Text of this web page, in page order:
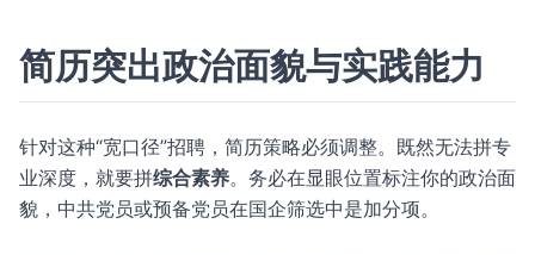
简历突出政治面貌与实践能力
针对这种“宽口径”招聘，简历策略必须调整。既然无法拼专
业深度，就要拼综合素养。务必在显眼位置标注你的政治面
貌，中共党员或预备党员在国企筛选中是加分项。